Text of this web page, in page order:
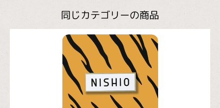
同じカテゴリーの商品